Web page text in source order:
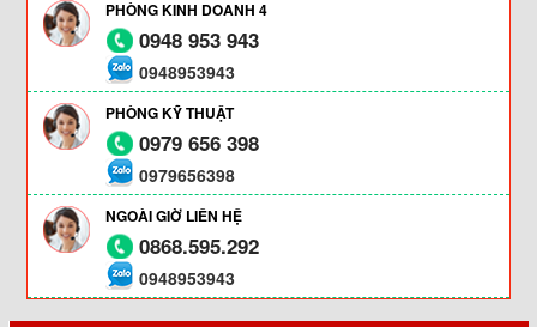
PHÒNG KINH DOANH 4
0948 953 943
0948953943
PHÒNG KỸ THUẬT
0979 656 398
0979656398
NGOÀI GIỜ LIÊN HỆ
0868.595.292
0948953943